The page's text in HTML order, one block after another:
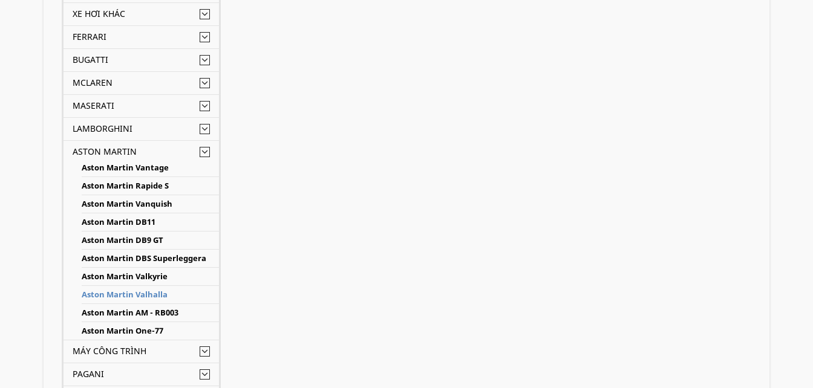
XE HƠI KHÁC
FERRARI
BUGATTI
MCLAREN
MASERATI
LAMBORGHINI
ASTON MARTIN
Aston Martin Vantage
Aston Martin Rapide S
Aston Martin Vanquish
Aston Martin DB11
Aston Martin DB9 GT
Aston Martin DBS Superleggera
Aston Martin Valkyrie
Aston Martin Valhalla
Aston Martin AM - RB003
Aston Martin One-77
MÁY CÔNG TRÌNH
PAGANI